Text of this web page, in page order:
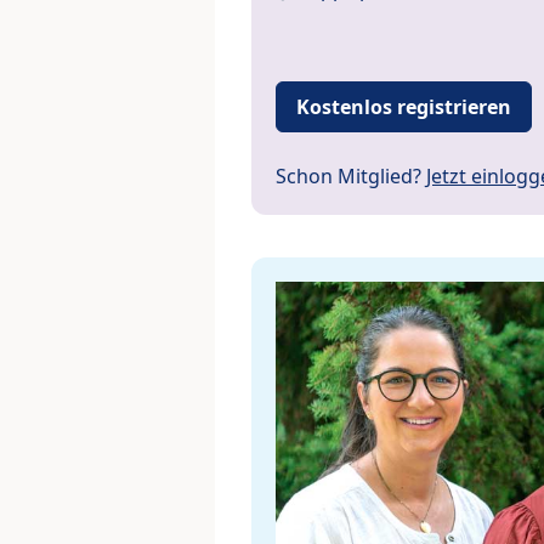
Kostenlos registrieren
Schon Mitglied? Jetzt